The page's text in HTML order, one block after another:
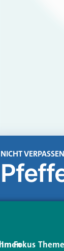
NICHT
Im Fokus